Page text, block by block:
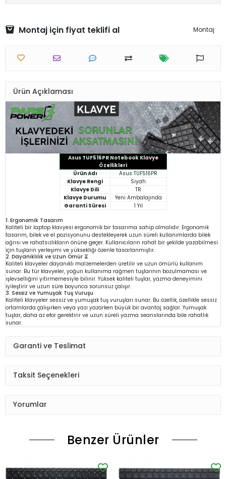
Montaj için fiyat teklifi al Montaj
Ürün Açıklaması
Asus TUF516PR Notebook Klavye
Özellikleri
Ürün Adı
Asus TUF516PR
Klavye Rengi
Siyah
Klavye Dili
TR
Klavye Durumu
Yeni Ambalajında
Garanti Süresi
1 Yıl
1. Ergonomik Tasarım
Kaliteli bir laptop klavyesi ergonomik bir tasarıma sahip olmalıdır. Ergonomik
tasarım, bilek ve el pozisyonunu destekleyerek uzun süreli kullanımlarda bilek
ağrısı ve rahatsızlıkların önüne geçer. Kullanıcıların rahat bir şekilde yazabilmesi
için tuşların yerleşimi ve yüksekliği özenle tasarlanmıştır.
2. Dayanıklılık ve Uzun Ömür ⏳
Kaliteli klavyeler dayanıklı malzemelerden üretilir ve uzun ömürlü kullanım
sunar. Bu tür klavyeler, yoğun kullanıma rağmen tuşlarının bozulmaması ve
işlevselliğini yitirmemesiyle bilinir. Yüksek kaliteli tuşlar, yazma deneyimini
iyileştirir ve uzun süre boyunca sorunsuz çalışır.
3. Sessiz ve Yumuşak Tuş Vuruşu
Kaliteli klavyeler sessiz ve yumuşak tuş vuruşları sunar. Bu özellik, özellikle sessiz
ortamlarda çalışırken veya yazı yazarken büyük bir avantaj sağlar. Yumuşak
tuşlar, daha az efor gerektirir ve uzun süreli yazma seanslarında bile rahatlık
sunar.
Garanti ve Teslimat
Taksit Seçenekleri
Yorumlar
Benzer Ürünler